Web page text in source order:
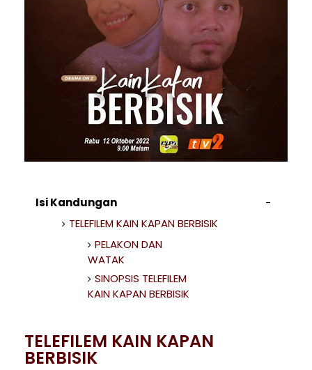
Isi Kandungan
TELEFILEM KAIN KAPAN BERBISIK
PELAKON DAN
WATAK
SINOPSIS TELEFILEM
KAIN KAPAN BERBISIK
TELEFILEM KAIN KAPAN
BERBISIK